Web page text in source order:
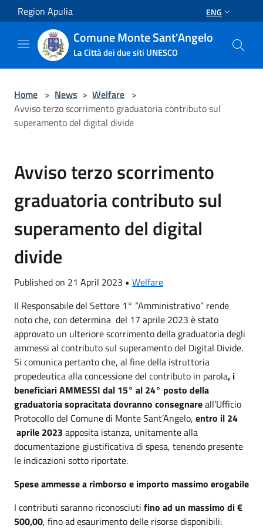
Salta al contenuto principale
Region Apulia ENG
Comune Monte Sant'Angelo
La Città dei due siti UNESCO
Home > News > Welfare >
Avviso terzo scorrimento graduatoria contributo sul
superamento del digital divide
Avviso terzo scorrimento
graduatoria contributo sul
superamento del digital
divide
Published on 21 April 2023 • Welfare
Il Responsabile del Settore 1° “Amministrativo” rende
noto che, con determina del 17 aprile 2023 è stato
approvato un ulteriore scorrimento della graduatoria degli
ammessi al contributo sul superamento del Digital Divide.
Si comunica pertanto che, al fine della istruttoria
propedeutica alla concessione del contributo in parola, i
beneficiari AMMESSI dal 15° al 24° posto della
graduatoria sopracitata dovranno consegnareall’Ufficio
Protocollo del Comune di Monte Sant’Angelo, entro il 24
aprile 2023 apposita istanza, unitamente alla
documentazione giustificativa di spesa, tenendo presente
le indicazioni sotto riportate.
Spese ammesse a rimborso e importo massimo erogabile
I contributi saranno riconosciuti fino ad un massimo di €
500,00, fino ad esaurimento delle risorse disponibili: